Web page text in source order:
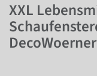
XXL
DecoWoerner